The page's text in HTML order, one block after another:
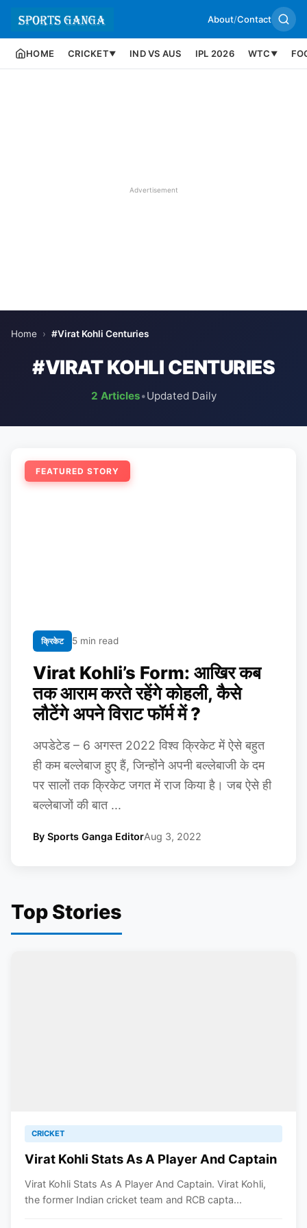
About/Contact
HOME CRICKET▼ IND VS AUS IPL 2026 WTC ▼
Advertisement
Home › #Virat Kohli Centuries
#VIRAT KOHLI CENTURIES
2 Articles•Updated Daily
FEATURED STORY
क्रिकेट 5 min read
Virat Kohli’s Form: आखिर कब
तक आराम करते रहेंगे कोहली, कैसे
लौटेंगे अपने विराट फॉर्म में ?
अपडेटेड – 6 अगस्त 2022 विश्व क्रिकेट में ऐसे बहुत
ही कम बल्लेबाज हुए हैं, जिन्होंने अपनी बल्लेबाजी के दम
पर सालों तक क्रिकेट जगत में राज किया है। जब ऐसे ही
बल्लेबाजों की बात ...
By Sports Ganga EditorAug 3, 2022
Top Stories
CRICKET
Virat Kohli Stats As A Player And Captain
Virat Kohli Stats As A Player And Captain. Virat Kohli,
the former Indian cricket team and RCB capta...